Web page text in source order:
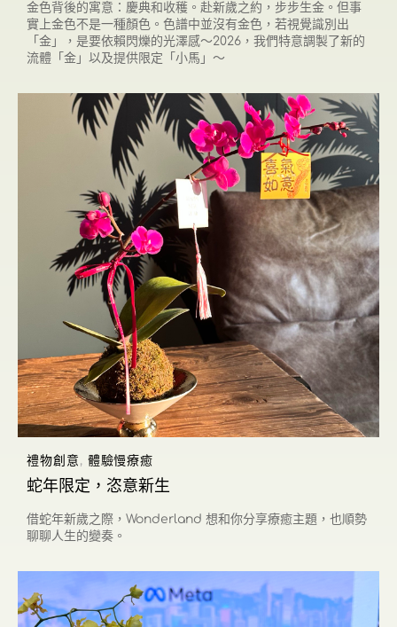
金色背後的寓意：慶典和收穫。赴新歲之約，步步生金。但事
實上金色不是一種顏色。色譜中並沒有金色，若視覺識別出
「金」，是要依賴閃爍的光澤感～2026，我們特意調製了新的
流體「金」以及提供限定「小馬」～
禮物創意, 體驗慢療癒
蛇年限定，恣意新生
借蛇年新歲之際，Wonderland 想和你分享療癒主題，也順勢
聊聊人生的變奏。